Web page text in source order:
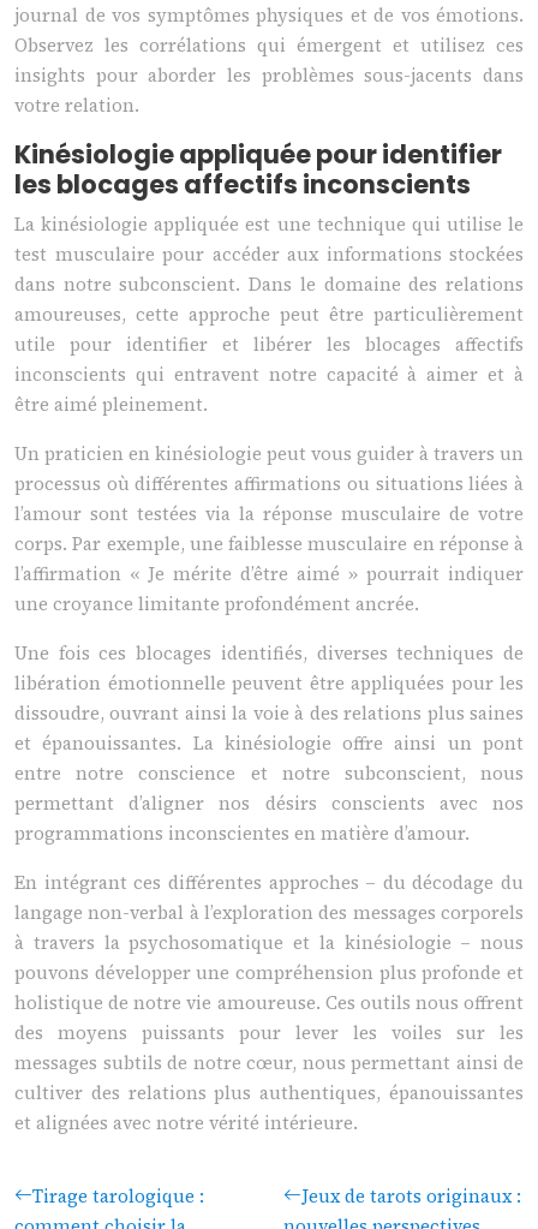
journal de vos symptômes physiques et de vos émotions.
Observez les corrélations qui émergent et utilisez ces
insights pour aborder les problèmes sous-jacents dans
votre relation.
Kinésiologie appliquée pour identifier
les blocages affectifs inconscients
La kinésiologie appliquée est une technique qui utilise le
test musculaire pour accéder aux informations stockées
dans notre subconscient. Dans le domaine des relations
amoureuses, cette approche peut être particulièrement
utile pour identifier et libérer les blocages affectifs
inconscients qui entravent notre capacité à aimer et à
être aimé pleinement.
Un praticien en kinésiologie peut vous guider à travers un
processus où différentes affirmations ou situations liées à
l’amour sont testées via la réponse musculaire de votre
corps. Par exemple, une faiblesse musculaire en réponse à
l’affirmation « Je mérite d’être aimé » pourrait indiquer
une croyance limitante profondément ancrée.
Une fois ces blocages identifiés, diverses techniques de
libération émotionnelle peuvent être appliquées pour les
dissoudre, ouvrant ainsi la voie à des relations plus saines
et épanouissantes. La kinésiologie offre ainsi un pont
entre notre conscience et notre subconscient, nous
permettant d’aligner nos désirs conscients avec nos
programmations inconscientes en matière d’amour.
En intégrant ces différentes approches – du décodage du
langage non-verbal à l’exploration des messages corporels
à travers la psychosomatique et la kinésiologie – nous
pouvons développer une compréhension plus profonde et
holistique de notre vie amoureuse. Ces outils nous offrent
des moyens puissants pour lever les voiles sur les
messages subtils de notre cœur, nous permettant ainsi de
cultiver des relations plus authentiques, épanouissantes
et alignées avec notre vérité intérieure.
Tirage tarologique :
Jeux de tarots originaux :